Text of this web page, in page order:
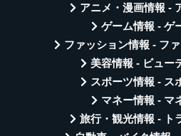
アニメ・漫画情報 -
ゲーム情報 - ゲ
ファッション情報 - フ
美容情報 - ビュー
スポーツ情報 - ス
マネー情報 - マ
旅行・観光情報 - ト